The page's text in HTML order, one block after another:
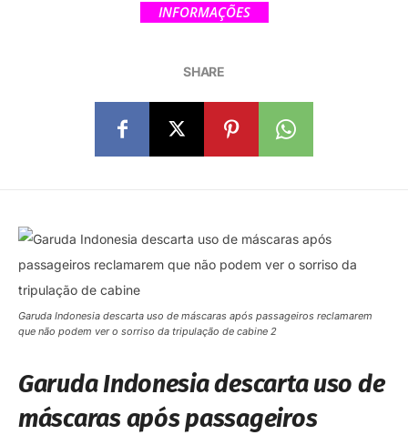
INFORMAÇÕES
SHARE
Garuda Indonesia descarta uso de máscaras após passageiros reclamarem
que não podem ver o sorriso da tripulação de cabine 2
Garuda Indonesia descarta uso de
máscaras após passageiros